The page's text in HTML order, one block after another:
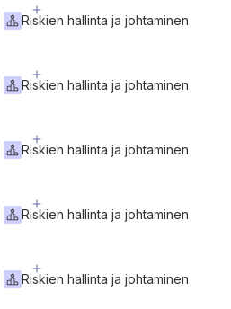
Riskien hallinta ja johtaminen
Riskien hallinta ja johtaminen
Riskien hallinta ja johtaminen
Riskien hallinta ja johtaminen
Riskien hallinta ja johtaminen